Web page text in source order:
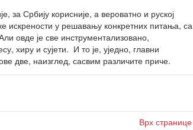
Србију корисније, а вероватно и руској
искрености у решавању конкретних питања, са
овде је све инструментализовано,
хиру и сујети. И то је, уједно, главни
две, наизглед, сасвим различите приче.
Врх странице